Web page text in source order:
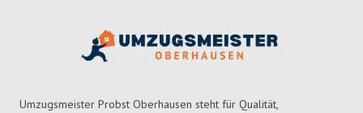
Umzugsmeister Probst Oberhausen steht für Qualität,